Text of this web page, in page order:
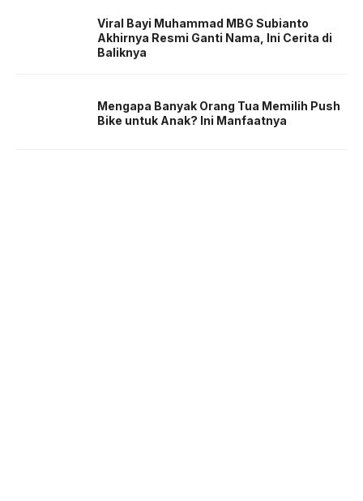
Viral Bayi Muhammad MBG Subianto
Akhirnya Resmi Ganti Nama, Ini Cerita di
Baliknya
Mengapa Banyak Orang Tua Memilih Push
Bike untuk Anak? Ini Manfaatnya